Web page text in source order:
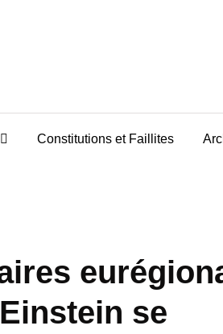
Constitutions et Faillites
se